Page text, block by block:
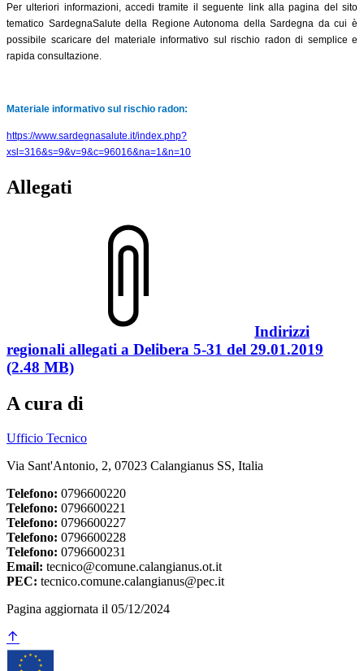
Per ulteriori informazioni, accedi tramite il seguente link alla pagina del sito
tematico SardegnaSalute della Regione Autonoma della Sardegna da cui è
possibile scaricare del materiale informativo sul rischio radon di semplice e
rapida consultazione.
Materiale informativo sul rischio radon:
https://www.sardegnasalute.it/index.php?
xsl=316&s=9&v=9&c=96016&na=1&n=10
Allegati
Indirizzi
regionali allegati a Delibera 5-31 del 29.01.2019
(2.48 MB)
A cura di
Ufficio Tecnico
Via Sant'Antonio, 2, 07023 Calangianus SS, Italia
Telefono: 0796600220
Telefono: 0796600221
Telefono: 0796600227
Telefono: 0796600228
Telefono: 0796600231
Email: tecnico@comune.calangianus.ot.it
PEC: tecnico.comune.calangianus@pec.it
Pagina aggiornata il 05/12/2024